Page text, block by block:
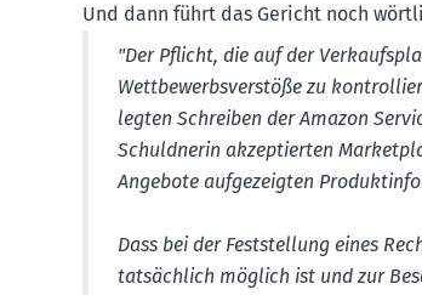
Und dann führt das Gericht noch
"Der Pflicht, die auf der
Wettbe­werbs­ver­stöße zu
legten Schreiben der Amazon
Schuld­nerin akzep­tierten
Angebote aufge­zeigten
Dass bei der Feststellung eines
tatsächlich möglich ist und zur